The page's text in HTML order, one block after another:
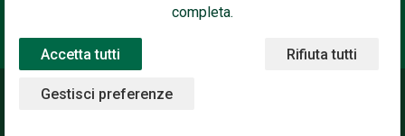
completa.
Accetta tutti Rifiuta tutti
Gestisci preferenze
©2020 Gilena International Motor Books — Powered by